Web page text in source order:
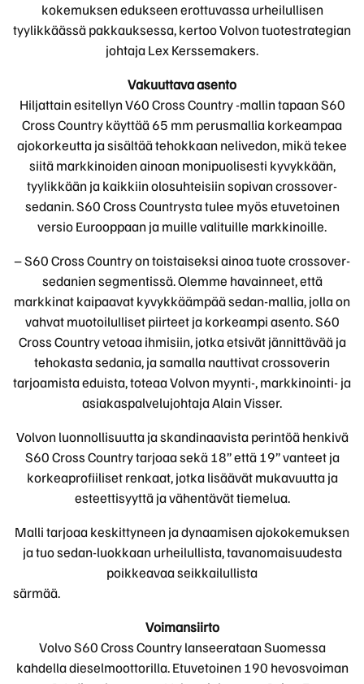
kokemuksen edukseen erottuvassa urheilullisen
tyylikkäässä pakkauksessa, kertoo Volvon tuotestrategian
johtaja Lex Kerssemakers.
Vakuuttava asento
Hiljattain esitellyn V60 Cross Country -mallin tapaan S60
Cross Country käyttää 65 mm perusmallia korkeampaa
ajokorkeutta ja sisältää tehokkaan nelivedon, mikä tekee
siitä markkinoiden ainoan monipuolisesti kyvykkään,
tyylikkään ja kaikkiin olosuhteisiin sopivan crossover-
sedanin. S60 Cross Countrysta tulee myös etuvetoinen
versio Eurooppaan ja muille valituille markkinoille.
– S60 Cross Country on toistaiseksi ainoa tuote crossover-
sedanien segmentissä. Olemme havainneet, että
markkinat kaipaavat kyvykkäämpää sedan-mallia, jolla on
vahvat muotoilulliset piirteet ja korkeampi asento. S60
Cross Country vetoaa ihmisiin, jotka etsivät jännittävää ja
tehokasta sedania, ja samalla nauttivat crossoverin
tarjoamista eduista, toteaa Volvon myynti-, markkinointi- ja
asiakaspalvelujohtaja Alain Visser.
Volvon luonnollisuutta ja skandinaavista perintöä henkivä
S60 Cross Country tarjoaa sekä 18” että 19” vanteet ja
korkeaprofiiliset renkaat, jotka lisäävät mukavuutta ja
esteettisyyttä ja vähentävät tiemelua.
Malli tarjoaa keskittyneen ja dynaamisen ajokokemuksen
ja tuo sedan-luokkaan urheilullista, tavanomaisuudesta
poikkeavaa seikkailullista
Voimansiirto
Volvo S60 Cross Country lanseerataan Suomessa
kahdella dieselmoottorilla. Etuvetoinen 190 hevosvoiman